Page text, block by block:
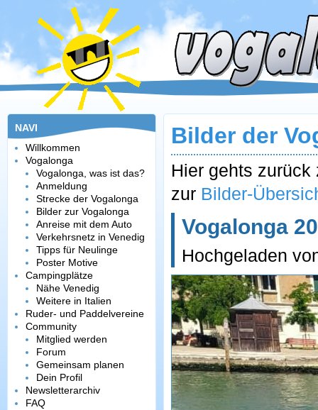
NAVI
Willkommen
Vogalonga
Vogalonga, was ist das?
Anmeldung
Strecke der Vogalonga
Bilder zur Vogalonga
Anreise mit dem Auto
Verkehrsnetz in Venedig
Tipps für Neulinge
Poster Motive
Campingplätze
Nähe Venedig
Weitere in Italien
Ruder- und Paddelvereine
Community
Mitglied werden
Forum
Gemeinsam planen
Dein Profil
Newsletterarchiv
FAQ
Bilder der
Hier gehts
zur Bilder-
Vogalonga
Hochgeladen